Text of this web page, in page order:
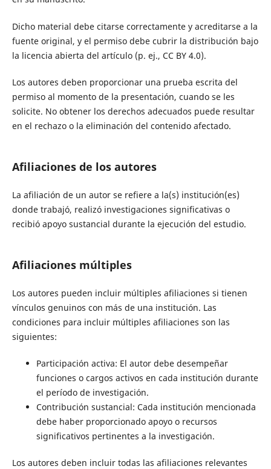
Dicho material debe citarse correctamente y acreditarse a la
fuente original, y el permiso debe cubrir la distribución bajo
la licencia abierta del artículo (p. ej., CC BY 4.0).
Los autores deben proporcionar una prueba escrita del
permiso al momento de la presentación, cuando se les
solicite. No obtener los derechos adecuados puede resultar
en el rechazo o la eliminación del contenido afectado.
Afiliaciones de los autores
La afiliación de un autor se refiere a la(s) institución(es)
donde trabajó, realizó investigaciones significativas o
recibió apoyo sustancial durante la ejecución del estudio.
Afiliaciones múltiples
Los autores pueden incluir múltiples afiliaciones si tienen
vínculos genuinos con más de una institución. Las
condiciones para incluir múltiples afiliaciones son las
siguientes:
Participación activa: El autor debe desempeñar
funciones o cargos activos en cada institución durante
el período de investigación.
Contribución sustancial: Cada institución mencionada
debe haber proporcionado apoyo o recursos
significativos pertinentes a la investigación.
Los autores deben incluir todas las afiliaciones relevantes